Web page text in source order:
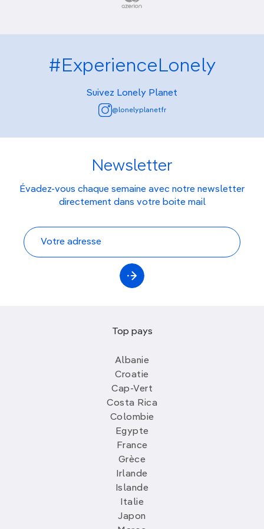
#ExperienceLonely
Suivez Lonely Planet
@lonelyplanetfr
Newsletter
Évadez-vous chaque semaine avec notre newsletter
directement dans votre boite mail
Top pays
Albanie
Croatie
Cap-Vert
Costa Rica
Colombie
Egypte
France
Grèce
Irlande
Islande
Italie
Japon